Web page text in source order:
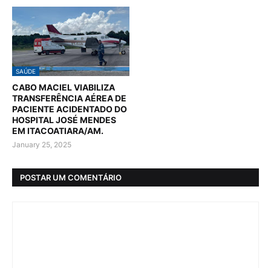
SAÚDE
CABO MACIEL VIABILIZA
TRANSFERÊNCIA AÉREA DE
PACIENTE ACIDENTADO DO
HOSPITAL JOSÉ MENDES
EM ITACOATIARA/AM.
January 25, 2025
POSTAR UM COMENTÁRIO